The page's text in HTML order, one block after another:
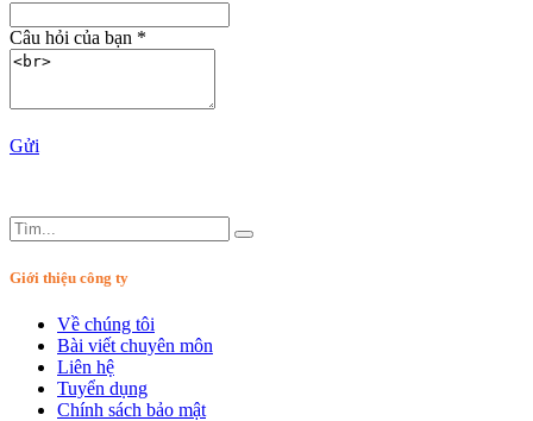
Câu hỏi của bạn *
Gửi
Giới thiệu công ty
Về chúng tôi
Bài viết chuyên môn
Liên hệ
Tuyển dụng
Chính sách bảo mật